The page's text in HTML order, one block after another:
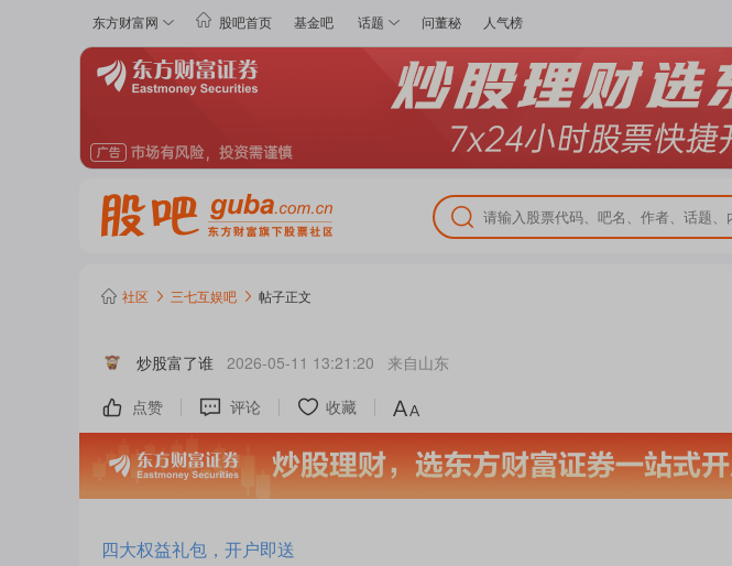
东方财富网 股吧首页 基金吧 话题 问董秘 人气榜
社区 三七互娱吧 帖子正文
炒股富了谁 2026-05-11 13:21:20 来自山东
点赞
评论 收藏
四大权益礼包，开户即送